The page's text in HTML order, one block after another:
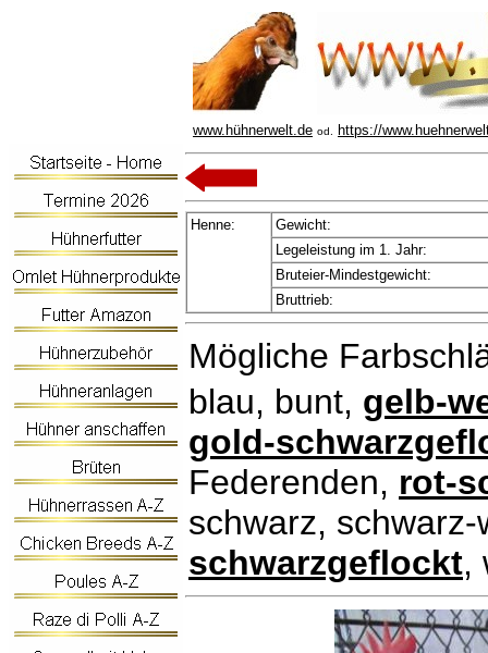
www.hühnerwelt.de od. https://
Henne:
Gewicht:
Legeleistung im 1. Jahr:
Bruteier-Mindestgewicht:
Bruttrieb:
Mögliche
blau, bunt, gelb-
gold-
Federenden, rot-
schwarz,
schwarzgeflockt,